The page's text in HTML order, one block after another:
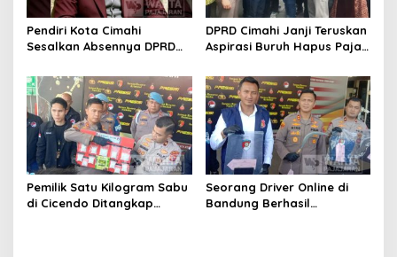
Pendiri Kota Cimahi
Sesalkan Absennya DPRD
Rebranding RSUD Cibabat
DPRD Cimahi Janji Teruskan
Aspirasi Buruh Hapus Pajak
dan DPR
Pemilik Satu Kilogram Sabu
di Cicendo Ditangkap
Seorang Driver Online di
Bandung Berhasil